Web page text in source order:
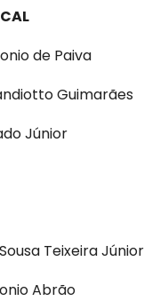
de Paiva
Guimarães
Júnior
Teixeira Júnior
Abrão